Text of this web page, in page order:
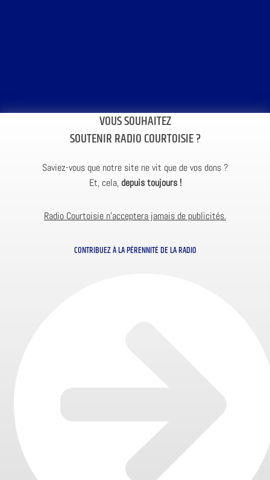
VOUS SOUHAITEZ
SOUTENIR RADIO COURTOISIE ?
Saviez-vous que notre site ne vit que de vos dons ?
Et, cela, depuis toujours !
Radio Courtoisie n’acceptera jamais de publicités.
CONTRIBUEZ À LA PÉRENNITÉ DE LA RADIO